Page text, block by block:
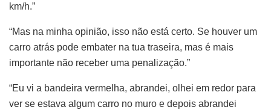
km/h.”
“Mas na minha opinião, isso não está certo. Se houver um
carro atrás pode embater na tua traseira, mas é mais
importante não receber uma penalização.”
“Eu vi a bandeira vermelha, abrandei, olhei em redor para
ver se estava algum carro no muro e depois abrandei